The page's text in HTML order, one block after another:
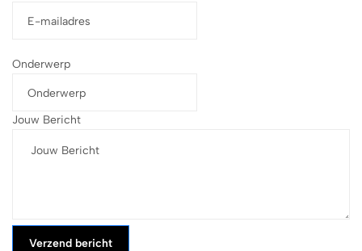
Onderwerp
Jouw Bericht
Verzend bericht